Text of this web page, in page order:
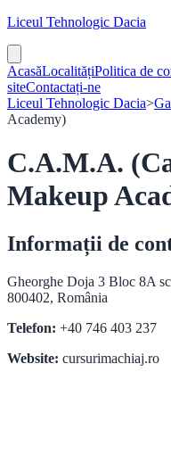
Liceul Tehnologic Dacia
AcasăLocalitățiPolitica de
siteContactați-ne
Liceul Tehnologic Dacia>
Academy)
C.A.M.A.
Makeup
Informații de
Gheorghe Doja 3 Bloc 8A
800402, România
Telefon: +40 746 403 237
Website: cursurimachiaj.ro